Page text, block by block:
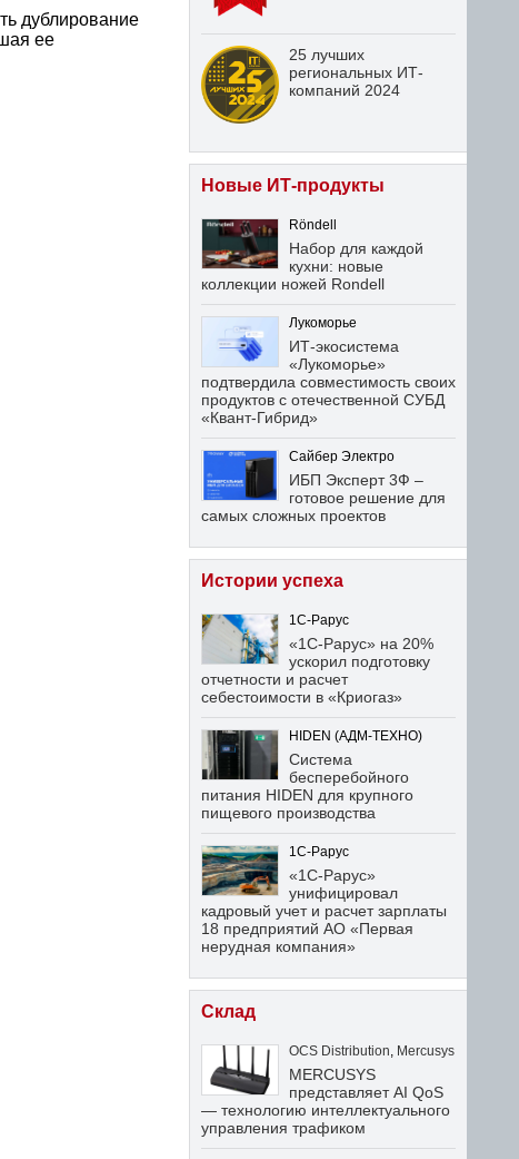
дублирование
ее
25 лучших
региональных ИТ-
компаний 2024
Новые ИТ-продукты
Röndell
Набор для каждой
кухни: новые
коллекции ножей Rondell
Лукоморье
ИТ-экосистема
«Лукоморье»
подтвердила совместимость своих
продуктов с отечественной СУБД
«Квант-Гибрид»
Сайбер Электро
ИБП Эксперт 3Ф –
готовое решение для
самых сложных проектов
Истории успеха
1С-Рарус
«1С-Рарус» на 20%
ускорил подготовку
отчетности и расчет
себестоимости в «Криогаз»
HIDEN (АДМ-ТЕХНО)
Система
бесперебойного
питания HIDEN для крупного
пищевого производства
1С-Рарус
«1С-Рарус»
унифицировал
кадровый учет и расчет зарплаты
18 предприятий АО «Первая
нерудная компания»
Склад
OCS Distribution Mercusys
MERCUSYS
представляет AI QoS
— технологию интеллектуального
управления трафиком